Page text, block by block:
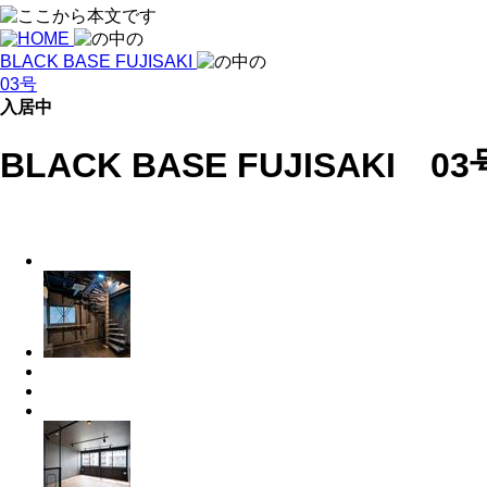
BLACK BASE FUJISAKI
03号
入居中
BLACK BASE FUJISAKI 03